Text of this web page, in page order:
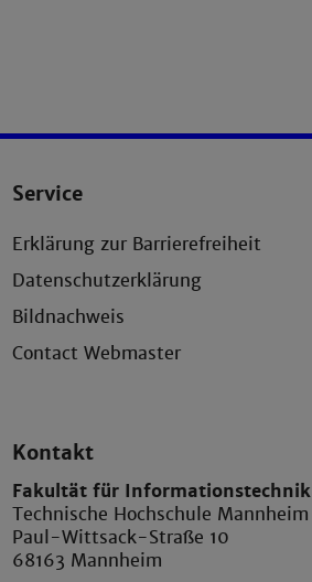
Service
Erklärung zur Barrierefreiheit
Datenschutzerklärung
Bildnachweis
Contact Webmaster
Kontakt
Fakultät für Informationstechnik
Technische Hochschule Mannheim
Paul-Wittsack-Straße 10
68163 Mannheim